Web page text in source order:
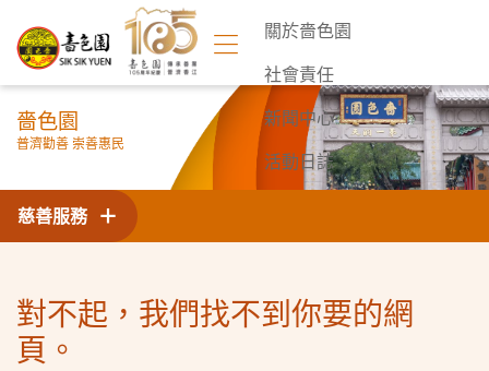
關於嗇色園
社會責任
新聞中心
活動日誌
嗇色園
普濟勸善 崇善惠民
慈善服務
對不起，我們找不到你要的網
頁。